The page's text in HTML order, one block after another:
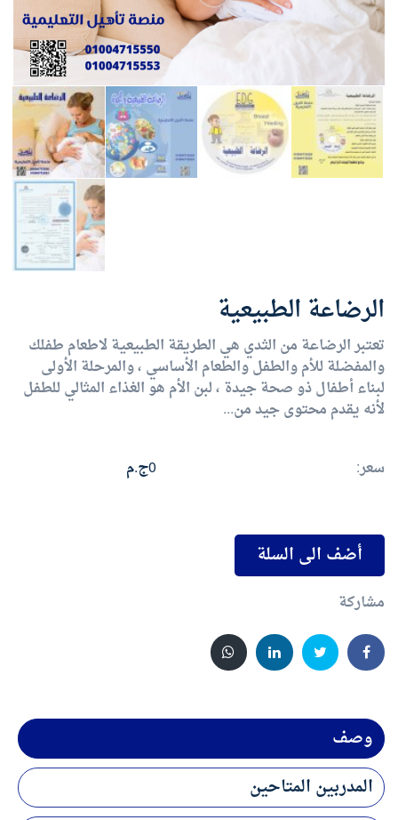
الرضاعة الطبيعية
تعتبر الرضاعة من الثدي هي الطريقة الطبيعية لاطعام طفلك
والمفضلة للأم والطفل والطعام الأساسي ، والمرحلة الأولى
لبناء أطفال ذو صحة جيدة ، لبن الأم هو الغذاء المثالي للطفل
لأنه يقدم محتوى جيد من...
سعر: 0ج.م
أضف الى السلة
مشاركة
وصف
المدربين المتاحين